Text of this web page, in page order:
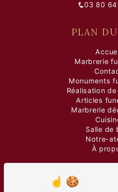
03 80 64
PLAN
Marbrerie
Monuments
Réalisation
Articles
Marbrerie
Salle de
Notre-
À
NOS